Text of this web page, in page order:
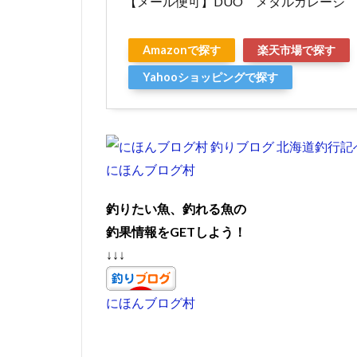
Amazonで探す
楽天市場で探す
Yahooショッピングで探す
にほんブログ村
釣りたい魚、釣れる魚の
釣果情報をGETしよう！
↓↓↓
にほんブログ村